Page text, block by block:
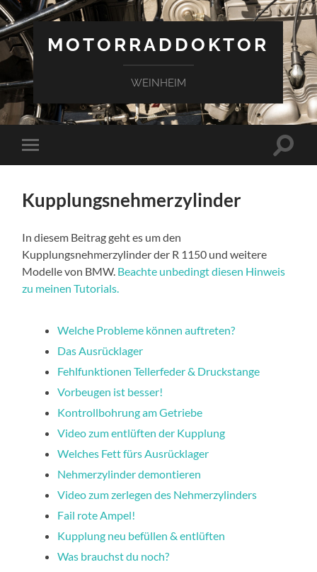
MOTORRADDOKTOR
WEINHEIM
Mobile-
Menü
Kupplungsnehmerzylinder
In diesem Beitrag geht es um den
Kupplungsnehmerzylinder der R 1150 und weitere
Modelle von BMW. Beachte unbedingt diesen Hinweis
zu meinen Tutorials.
Welche Probleme können auftreten?
Das Ausrücklager
Fehlfunktionen Tellerfeder & Druckstange
Vorbeugen ist besser!
Kontrollbohrung am Getriebe
Video zum entlüften der Kupplung
Welches Fett fürs Ausrücklager
Nehmerzylinder demontieren
Video zum zerlegen des Nehmerzylinders
Fail rote Ampel!
Kupplung neu befüllen & entlüften
Was brauchst du noch?